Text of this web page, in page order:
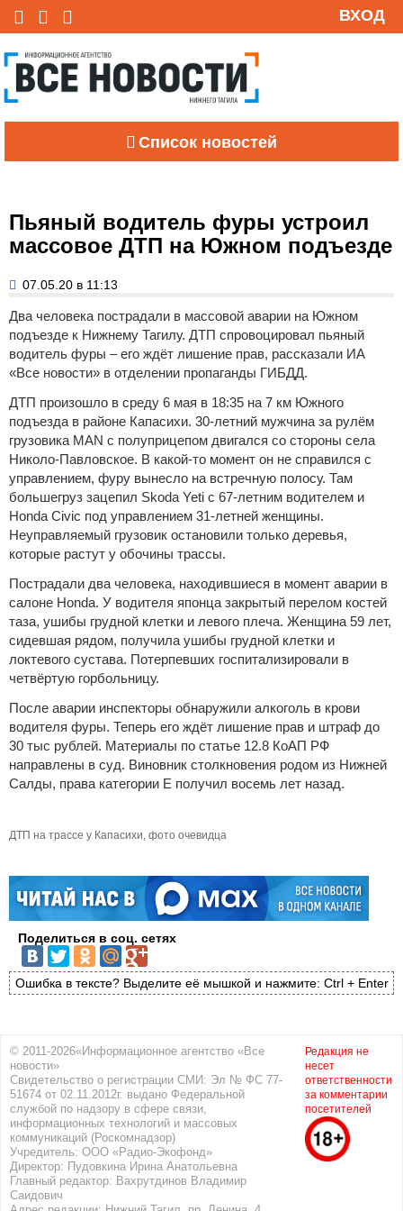
ВХОД
Список новостей
Пьяный водитель фуры устроил
массовое ДТП на Южном подъезде
07.05.20 в 11:13
Два человека пострадали в массовой аварии на Южном
подъезде к Нижнему Тагилу. ДТП спровоцировал пьяный
водитель фуры – его ждёт лишение прав, рассказали ИА
«Все новости» в отделении пропаганды ГИБДД.
ДТП произошло в среду 6 мая в 18:35 на 7 км Южного
подъезда в районе Капасихи. 30-летний мужчина за рулём
грузовика MAN с полуприцепом двигался со стороны села
Николо-Павловское. В какой-то момент он не справился с
управлением, фуру вынесло на встречную полосу. Там
большегруз зацепил Skoda Yeti с 67-летним водителем и
Honda Civic под управлением 31-летней женщины.
Неуправляемый грузовик остановили только деревья,
которые растут у обочины трассы.
Пострадали два человека, находившиеся в момент аварии в
салоне Honda. У водителя японца закрытый перелом костей
таза, ушибы грудной клетки и левого плеча. Женщина 59 лет,
сидевшая рядом, получила ушибы грудной клетки и
локтевого сустава. Потерпевших госпитализировали в
четвёртую горбольницу.
После аварии инспекторы обнаружили алкоголь в крови
водителя фуры. Теперь его ждёт лишение прав и штраф до
30 тыс рублей. Материалы по статье 12.8 КоАП РФ
направлены в суд. Виновник столкновения родом из Нижней
Салды, права категории E получил восемь лет назад.
ДТП на трассе у Капасихи, фото очевидца
Поделиться в соц. сетях
Ошибка в тексте? Выделите её мышкой и нажмите: Ctrl + Enter
© 2011-2026«Информационное агентство «Все
новости»
Свидетельство о регистрации СМИ: Эл № ФС 77-
51674 от 02.11.2012г. выдано Федеральной
службой по надзору в сфере связи,
информационных технологий и массовых
коммуникаций (Роскомнадзор)
Учредитель: ООО «Радио-Экофонд»
Директор: Пудовкина Ирина Анатольевна
Главный редактор: Вахрутдинов Владимир
Саидович
Редакция не
несет
ответственности
за комментарии
посетителей